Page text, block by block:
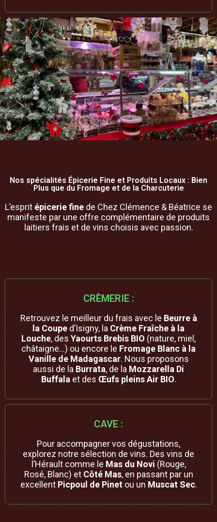
Nos spécialités Épicerie Fine et Produits Locaux : Bien
Plus que du Fromage et de la Charcuterie
L’esprit épicerie fine de Chez Clémence & Béatrice se
manifeste par une offre complémentaire de produits
laitiers frais et de vins choisis avec passion.
CRÈMERIE :
Retrouvez le meilleur du frais avec le Beurre à
la Coupe d’Isigny, la Crème Fraîche à la
Louche, des Yaourts Brebis BIO (nature, miel,
châtaigne…) ou encore le Fromage Blanc à la
Vanille de Madagascar. Nous proposons
aussi de la Burrata, de la Mozzarella Di
Buffala et des Œufs pleins Air BIO.
CAVE :
Pour accompagner vos dégustations,
explorez notre sélection de vins. Des vins de
l’Hérault comme le Mas du Novi (Rouge,
Rosé, Blanc) et Côté Mas, en passant par un
excellent Picpoul de Pinetou un Muscat Sec.